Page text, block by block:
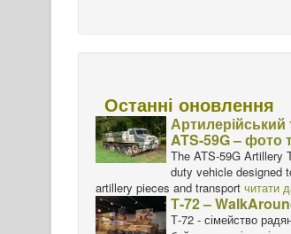
Останні оновлення
Артилерійський
ATS-59G – фото
The ATS-59G Artillery
duty vehicle designed
artillery pieces and transport читати
Т-72 –
Т-72 - сімейство